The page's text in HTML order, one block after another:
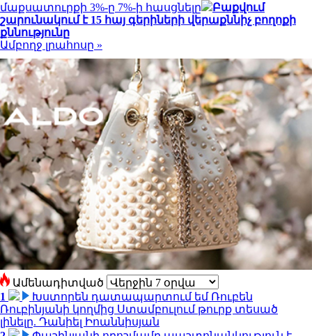
մաքսատուրքի 3%-ը 7%-ի հասցնելը
Բաքվում
շարունակում է 15 հայ գերիների վերաքննիչ բողոքի
քննությունը
Ամբողջ լրահոսը »
Ամենադիտված
1
Խստորեն դատապարտում եմ Ռուբեն
Ռուբինյանի կողմից Ստամբուլում թուրք տեսած
լինելը. Դանիել Իոաննիսյան